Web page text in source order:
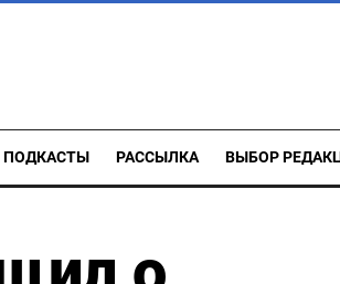
ПОДКАСТЫ РАССЫЛКА ВЫБОР